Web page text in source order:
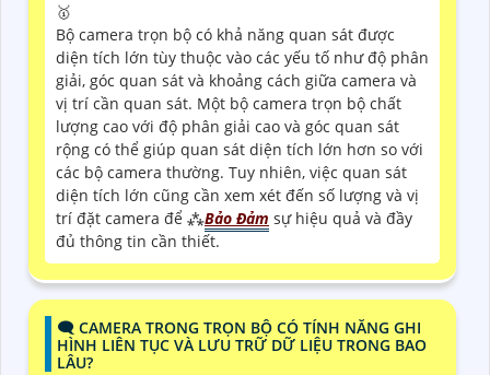
🥇
Bộ camera trọn bộ có khả năng quan sát được
diện tích lớn tùy thuộc vào các yếu tố như độ phân
giải, góc quan sát và khoảng cách giữa camera và
vị trí cần quan sát. Một bộ camera trọn bộ chất
lượng cao với độ phân giải cao và góc quan sát
rộng có thể giúp quan sát diện tích lớn hơn so với
các bộ camera thường. Tuy nhiên, việc quan sát
diện tích lớn cũng cần xem xét đến số lượng và vị
trí đặt camera để ⁂Bảo Đảm sự hiệu quả và đầy
đủ thông tin cần thiết.
🗨️ CAMERA TRONG TRỌN BỘ CÓ TÍNH NĂNG GHI
HÌNH LIÊN TỤC VÀ LƯU TRỮ DỮ LIỆU TRONG BAO
LÂU?